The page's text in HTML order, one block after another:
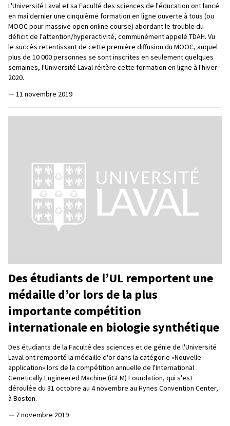
L'Université Laval et sa Faculté des sciences de l'éducation ont lancé
en mai dernier une cinquième formation en ligne ouverte à tous (ou
MOOC pour massive open online course) abordant le trouble du
déficit de l'attention/hyperactivité, communément appelé TDAH. Vu
le succès retentissant de cette première diffusion du MOOC, auquel
plus de 10 000 personnes se sont inscrites en seulement quelques
semaines, l'Université Laval réitère cette formation en ligne à l'hiver
2020.
— 11 novembre 2019
Des étudiants de l’UL remportent une
médaille d’or lors de la plus
importante compétition
internationale en biologie synthétique
Des étudiants de la Faculté des sciences et de génie de l'Université
Laval ont remporté la médaille d'or dans la catégorie «Nouvelle
application» lors de la compétition annuelle de l'International
Genetically Engineered Machine (iGEM) Foundation, qui s'est
déroulée du 31 octobre au 4 novembre au Hynes Convention Center,
à Boston.
— 7 novembre 2019